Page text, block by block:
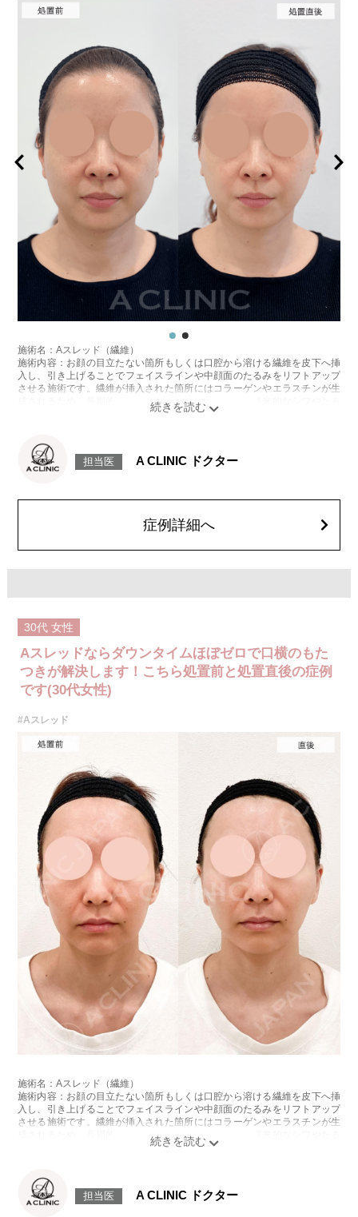
施術名：Aスレッド（繊維）
施術内容：お顔の目立たない箇所もしくは口腔から溶ける繊維を皮下へ挿
入し、引き上げることでフェイスラインや中顔面のたるみをリフトアップ
させる施術です。繊維が挿入された箇所にはコラーゲンやエラスチンが生
成されるため、長期的な美肌効果、肌質の改善効果、将来的なシワやたる
みの予防効果が期待できます。
とがございます。また、稀ではありますが、施術部位の細菌感染症、皮膚
のよれ、繊維の突出などが生じることがございます。化膿止め・痛み止め
費用：1部位 184,800円(税込)
オプション：笑気麻酔 3,300円(税込)
担当医 A CLINIC ドクター
症例詳細へ
30代 女性
Aスレッドならダウンタイムほぼゼロで口横のもた
つきが解決します！こちら処置前と処置直後の症例
です(30代女性)
#Aスレッド
施術名：Aスレッド（繊維）
施術内容：お顔の目立たない箇所もしくは口腔から溶ける繊維を皮下へ挿
入し、引き上げることでフェイスラインや中顔面のたるみをリフトアップ
させる施術です。繊維が挿入された箇所にはコラーゲンやエラスチンが生
成されるため、長期的な美肌効果、肌質の改善効果、将来的なシワやたる
みの予防効果が期待できます。
とがございます。また、稀ではありますが、施術部位の細菌感染症、皮膚
のよれ、繊維の突出などが生じることがございます。化膿止め・痛み止め
担当医 A CLINIC ドクター